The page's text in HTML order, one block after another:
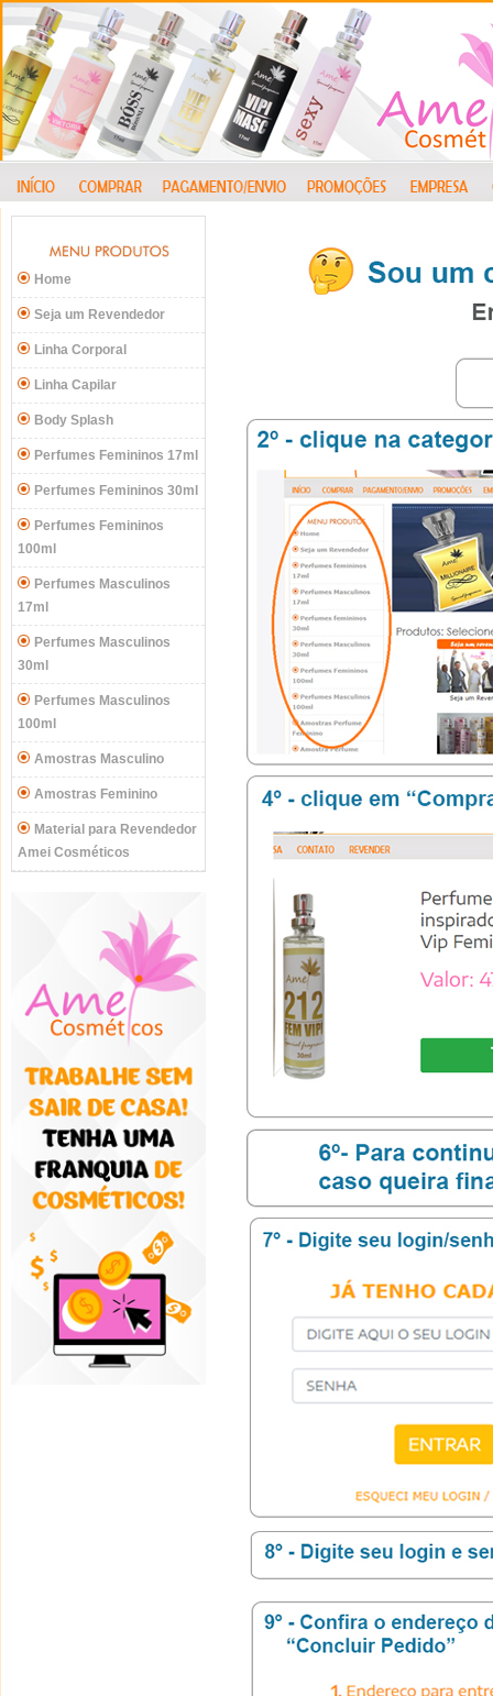
Home
Seja um Revendedor
Linha Corporal
Linha Capilar
Body Splash
Perfumes Femininos 17ml
Perfumes Femininos 30ml
Perfumes Femininos
100ml
Perfumes Masculinos
17ml
Perfumes Masculinos
30ml
Perfumes Masculinos
100ml
Amostras Masculino
Amostras Feminino
Material para Revendedor
Amei Cosméticos